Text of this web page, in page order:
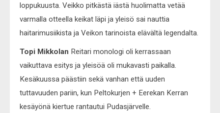
loppukuusta. Veikko pitkästä iästä huolimatta vetää
varmalla otteella keikat läpi ja yleisö sai nauttia
haitarimusiikista ja Veikon tarinoista elävältä legendalta.
Topi Mikkolan Reitari monologi oli kerrassaan
vaikuttava esitys ja yleisöä oli mukavasti paikalla.
Kesäkuussa päästiin sekä vanhan että uuden
tuttavuuden pariin, kun Peltokurjen + Eerekan Kerran
kesäyönä kiertue rantautui Pudasjärvelle.